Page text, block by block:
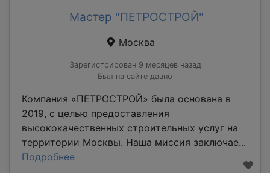
Мастер "ПЕТРОСТРОЙ"
Москва
Зарегистрирован 9 месяцев назад
Был на сайте давно
Компания «ПЕТРОСТРОЙ» была основана в
2019, с целью предоставления
высококачественных строительных услуг на
территории Москвы. Наша миссия заключае...
Подробнее